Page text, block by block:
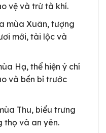
vệ và trừ tà khí.
mùa Xuân, tượng
mới, tài lộc và
Hạ, thể hiện ý chí
và bền bỉ trước
Thu, biểu trưng
thọ và an yên.